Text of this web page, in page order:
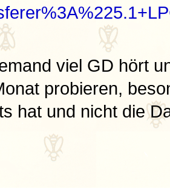
viel GD hört
probieren,
hat und nicht die